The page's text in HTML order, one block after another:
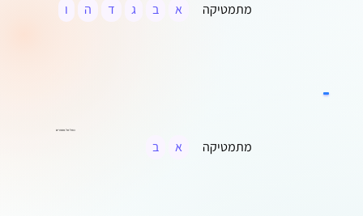
א ב ג ד ה ו מתמטיקה
כותל של מספרים
א ב מתמטיקה